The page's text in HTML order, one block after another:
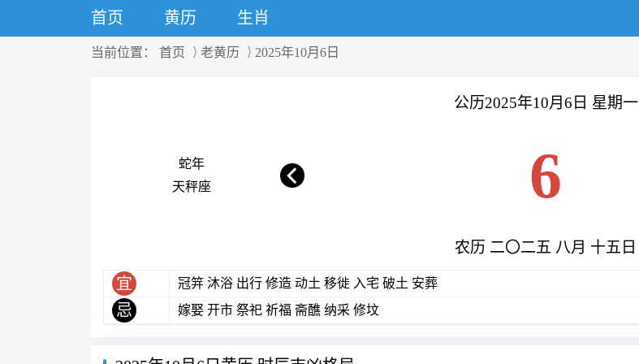
首页 黄历 生肖
当前位置： 首页 老黄历 2025年10月6日
公历2025年10月6日 星期一
蛇年
天秤座
6
农历 二〇二五 八月 十五日
宜 冠笄 沐浴 出行 修造 动土 移徙 入宅 破土 安葬
忌 嫁娶 开市 祭祀 祈福 斋醮 纳采 修坟